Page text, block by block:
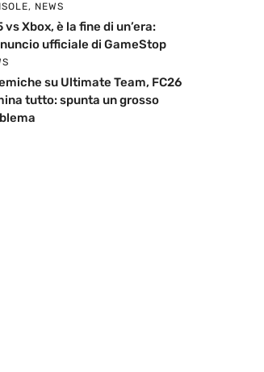
, NEWS
vs Xbox, è la fine di un’era:
ufficiale di GameStop
su Ultimate Team, FC26
tutto: spunta un grosso